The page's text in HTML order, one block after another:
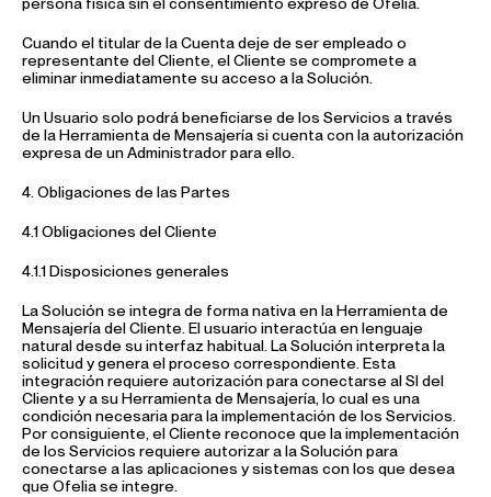
persona física sin el consentimiento expreso de Ofelia.
Cuando el titular de la Cuenta deje de ser empleado o
representante del Cliente, el Cliente se compromete a
eliminar inmediatamente su acceso a la Solución.
Un Usuario solo podrá beneficiarse de los Servicios a través
de la Herramienta de Mensajería si cuenta con la autorización
expresa de un Administrador para ello.
4. Obligaciones de las Partes
4.1 Obligaciones del Cliente
4.1.1 Disposiciones generales
La Solución se integra de forma nativa en la Herramienta de
Mensajería del Cliente. El usuario interactúa en lenguaje
natural desde su interfaz habitual. La Solución interpreta la
solicitud y genera el proceso correspondiente. Esta
integración requiere autorización para conectarse al SI del
Cliente y a su Herramienta de Mensajería, lo cual es una
condición necesaria para la implementación de los Servicios.
Por consiguiente, el Cliente reconoce que la implementación
de los Servicios requiere autorizar a la Solución para
conectarse a las aplicaciones y sistemas con los que desea
que Ofelia se integre.